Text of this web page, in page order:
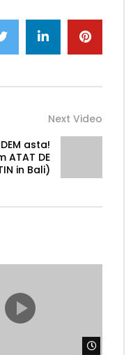
Next Video
asta!
DE
in Bali)